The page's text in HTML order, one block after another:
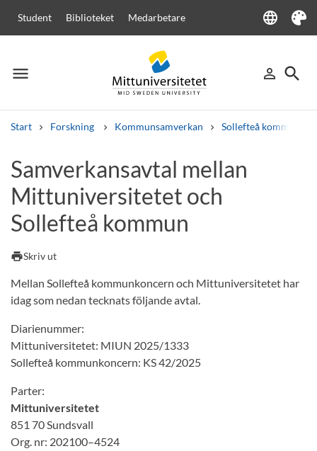
Student Biblioteket Medarbetare language
Language
Tema
menu
Meny person_outline
Logga in
search
Sök
Start Forskning Kommunsamverkan Sollefteå kommun
Andra söktjänster
Kurser och program Kursplaner Välkomstbrev
Lediga jobb
Samverkansavtal mellan
Mittuniversitetet och
Sollefteå kommun
printSkriv ut
Mellan Sollefteå kommunkoncern och Mittuniversitetet har
idag som nedan tecknats följande avtal.
Diarienummer:
Mittuniversitetet: MIUN 2025/1333
Sollefteå kommunkoncern: KS 42/2025
Parter:
Mittuniversitetet
851 70 Sundsvall
Org. nr: 202100–4524